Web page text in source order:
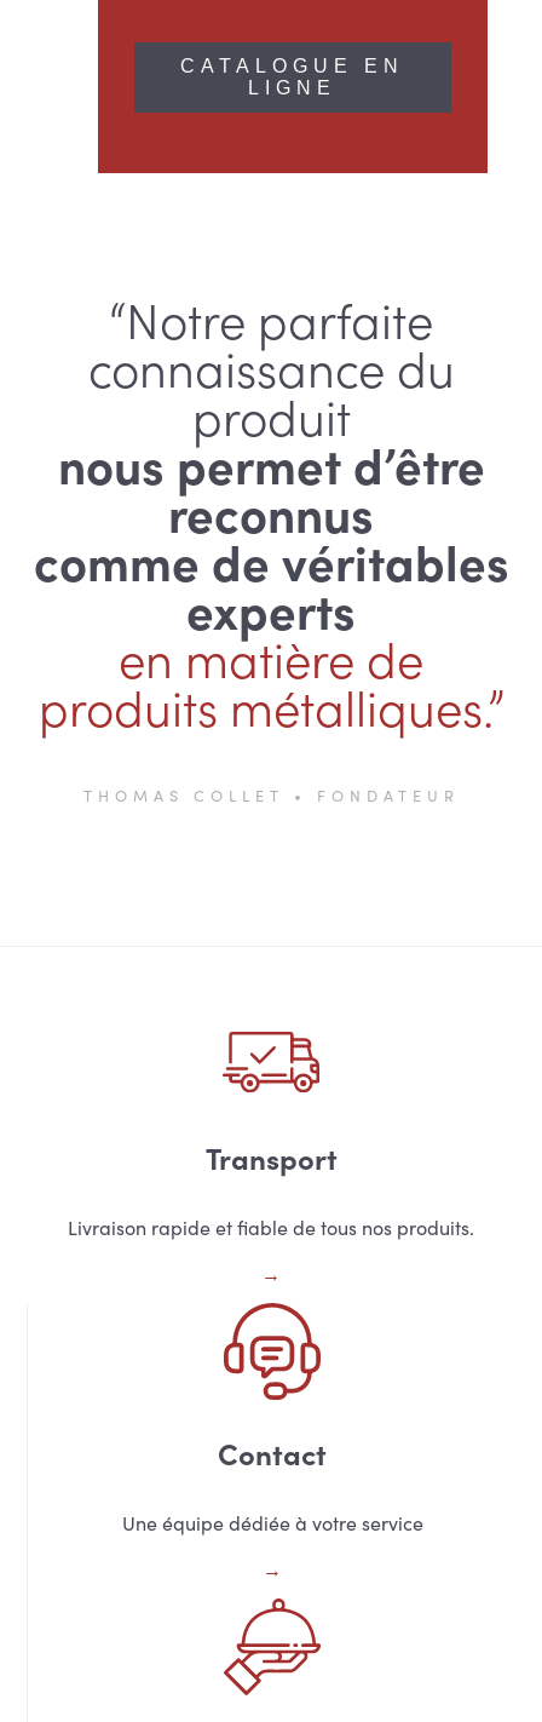
CATALOGUE EN
LIGNE
“Notre parfaite
connaissance du
produit
nous permet d’être
reconnus
comme de véritables
experts
en matière de
produits métalliques.”
THOMAS COLLET • FONDATEUR
Transport
Livraison rapide et fiable de tous nos produits.
Contact
Une équipe dédiée à votre service